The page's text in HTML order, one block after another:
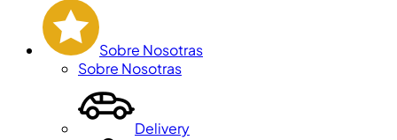
Sobre Nosotras
Sobre Nosotras
Delivery